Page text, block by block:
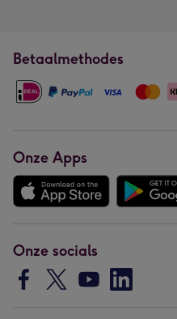
Betaalmethodes
Onze Apps
Onze socials